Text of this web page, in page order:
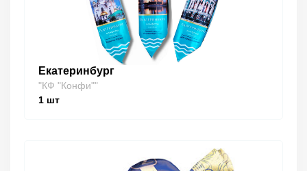
Екатеринбург
"КФ "Конфи""
1 шт